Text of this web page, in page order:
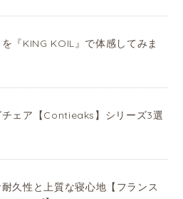
『KING KOIL』で体感してみま
ェア【Contieaks】シリーズ3選
久性と上質な寝心地【フランス